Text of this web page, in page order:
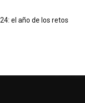
el año de los retos